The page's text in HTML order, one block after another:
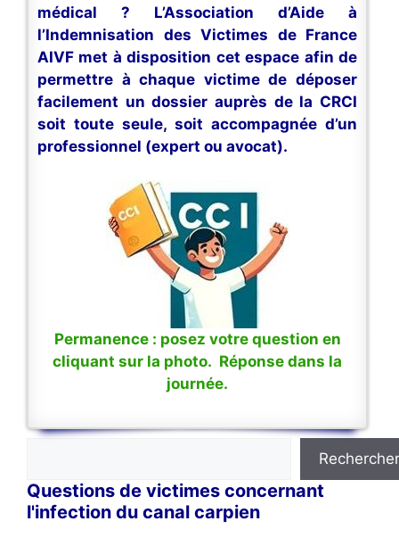
médical ? L’Association d’Aide à
l’Indemnisation des Victimes de France
AIVF met à disposition cet espace afin de
permettre à chaque victime de déposer
facilement un dossier auprès de la CRCI
soit toute seule, soit accompagnée d’un
professionnel (expert ou avocat).
Permanence : posez votre question en
cliquant sur la photo. Réponse dans la
journée.
Rechercher
Questions de victimes concernant
l'infection du canal carpien